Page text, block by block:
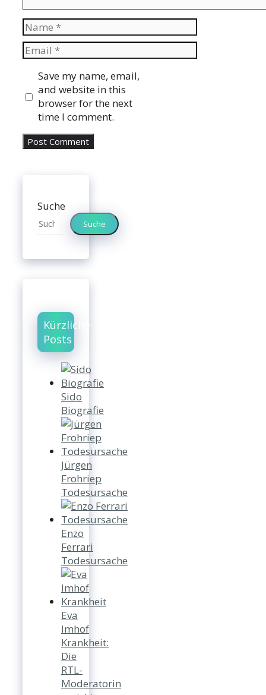
Name
Email
Website
Save my name, email,
and website in this
browser for the next
time I comment.
Suche
Suche
Kürzliche
Posts
Sido
Biografie
Jürgen
Frohriep
Todesursache
Enzo
Ferrari
Todesursache
Eva
Imhof
Krankheit:
Die
RTL-
Moderatorin